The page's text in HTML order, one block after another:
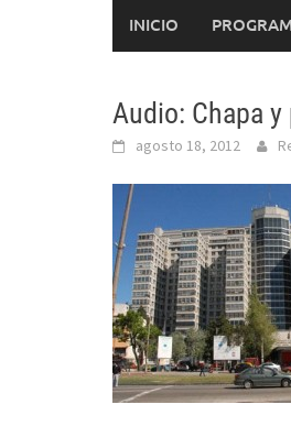
INICIO
Audio: Chapa
agosto 18, 2012